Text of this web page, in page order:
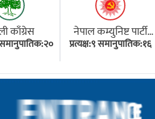
काँग्रेस
समानुपातिक:२०
नेपाल कम्युनिष्ट पार्टी
(एमाले)
प्रत्यक्ष:९ समानुपातिक:१६